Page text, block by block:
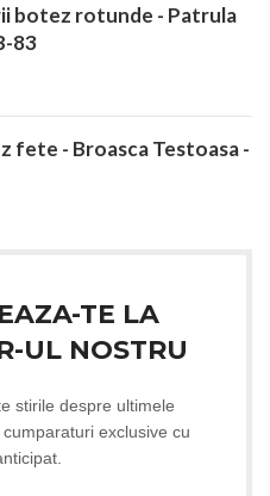
botez rotunde - Patrula
83
fete - Broasca Testoasa -
TE LA
UL NOSTRU
stirile despre ultimele
exclusive cu